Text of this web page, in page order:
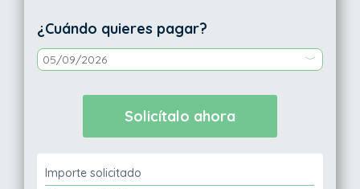
¿Cuándo quieres pagar?
Importe solicitado